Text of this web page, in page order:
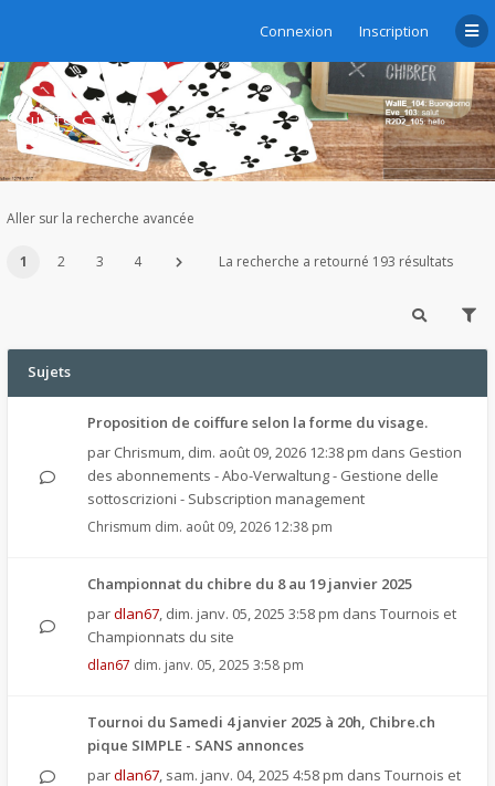
Connexion Inscription
Sujets sans réponse
Aller sur la recherche avancée
1 2 3 4 La recherche a retourné 193 résultats
Sujets
Proposition de coiffure selon la forme du visage.
par Chrismum, dim. août 09, 2026 12:38 pm dans Gestion
des abonnements - Abo-Verwaltung - Gestione delle
sottoscrizioni - Subscription management
Chrismum dim. août 09, 2026 12:38 pm
Championnat du chibre du 8 au 19 janvier 2025
pardlan67, dim. janv. 05, 2025 3:58 pm dans Tournois et
Championnats du site
dlan67 dim. janv. 05, 2025 3:58 pm
Tournoi du Samedi 4 janvier 2025 à 20h, Chibre.ch
pique SIMPLE - SANS annonces
pardlan67, sam. janv. 04, 2025 4:58 pm dans Tournois et